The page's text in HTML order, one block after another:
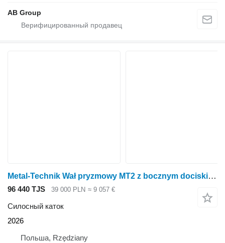
AB Group
Metal-Technik Wał pryzmowy MT2 z bocznym dociskiem
96 440 TJS 39 000 PLN ≈ 9 057 €
Силосный каток
2026
Польша, Rzędziany